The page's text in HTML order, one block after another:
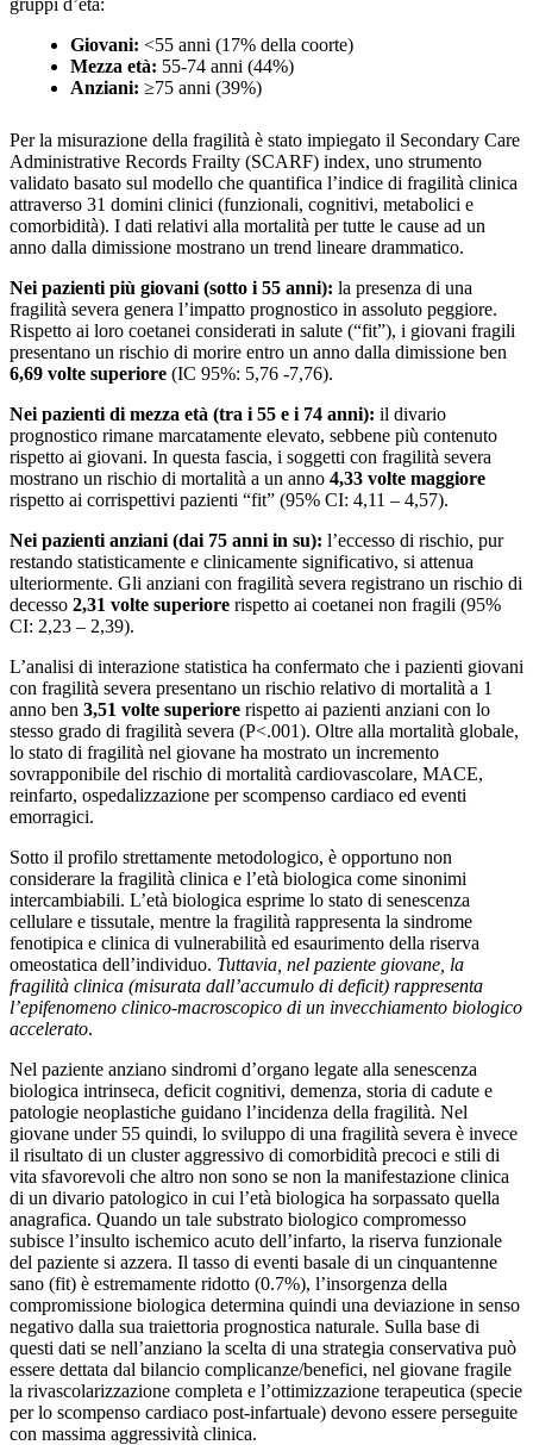
gruppi d’età:
Giovani:<55 anni (17% della coorte)
Mezza età: 55-74 anni (44%)
Anziani:≥75 anni (39%)
Per la misurazione della fragilità è stato impiegato il Secondary Care
Administrative Records Frailty (SCARF) index, uno strumento
validato basato sul modello che quantifica l’indice di fragilità clinica
attraverso 31 domini clinici (funzionali, cognitivi, metabolici e
comorbidità). I dati relativi alla mortalità per tutte le cause ad un
anno dalla dimissione mostrano un trend lineare drammatico.
Nei pazienti più giovani (sotto i 55 anni): la presenza di una
fragilità severa genera l’impatto prognostico in assoluto peggiore.
Rispetto ai loro coetanei considerati in salute (“fit”), i giovani fragili
presentano un rischio di morire entro un anno dalla dimissione ben
6,69 volte superiore (IC 95%: 5,76 -7,76).
Nei pazienti di mezza età (tra i 55 e i 74 anni): il divario
prognostico rimane marcatamente elevato, sebbene più contenuto
rispetto ai giovani. In questa fascia, i soggetti con fragilità severa
mostrano un rischio di mortalità a un anno 4,33 volte maggiore
rispetto ai corrispettivi pazienti “fit” (95% CI: 4,11 – 4,57).
Nei pazienti anziani (dai 75 anni in su): l’eccesso di rischio, pur
restando statisticamente e clinicamente significativo, si attenua
ulteriormente. Gli anziani con fragilità severa registrano un rischio di
decesso 2,31 volte superiore rispetto ai coetanei non fragili (95%
CI: 2,23 – 2,39).
L’analisi di interazione statistica ha confermato che i pazienti giovani
con fragilità severa presentano un rischio relativo di mortalità a 1
anno ben 3,51 volte superiore rispetto ai pazienti anziani con lo
stesso grado di fragilità severa (P<.001). Oltre alla mortalità globale,
lo stato di fragilità nel giovane ha mostrato un incremento
sovrapponibile del rischio di mortalità cardiovascolare, MACE,
reinfarto, ospedalizzazione per scompenso cardiaco ed eventi
emorragici.
Sotto il profilo strettamente metodologico, è opportuno non
considerare la fragilità clinica e l’età biologica come sinonimi
intercambiabili. L’età biologica esprime lo stato di senescenza
cellulare e tissutale, mentre la fragilità rappresenta la sindrome
fenotipica e clinica di vulnerabilità ed esaurimento della riserva
omeostatica dell’individuo. Tuttavia, nel paziente giovane, la
fragilità clinica (misurata dall’accumulo di deficit) rappresenta
l’epifenomeno clinico-macroscopico di un invecchiamento biologico
accelerato.
Nel paziente anziano sindromi d’organo legate alla senescenza
biologica intrinseca, deficit cognitivi, demenza, storia di cadute e
patologie neoplastiche guidano l’incidenza della fragilità. Nel
giovane under 55 quindi, lo sviluppo di una fragilità severa è invece
il risultato di un cluster aggressivo di comorbidità precoci e stili di
vita sfavorevoli che altro non sono se non la manifestazione clinica
di un divario patologico in cui l’età biologica ha sorpassato quella
anagrafica. Quando un tale substrato biologico compromesso
subisce l’insulto ischemico acuto dell’infarto, la riserva funzionale
del paziente si azzera. Il tasso di eventi basale di un cinquantenne
sano (fit) è estremamente ridotto (0.7%), l’insorgenza della
compromissione biologica determina quindi una deviazione in senso
negativo dalla sua traiettoria prognostica naturale. Sulla base di
questi dati se nell’anziano la scelta di una strategia conservativa può
essere dettata dal bilancio complicanze/benefici, nel giovane fragile
la rivascolarizzazione completa e l’ottimizzazione terapeutica (specie
per lo scompenso cardiaco post-infartuale) devono essere perseguite
con massima aggressività clinica.